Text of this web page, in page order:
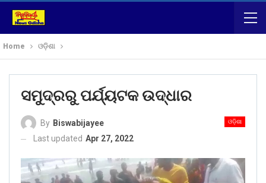
Home ଓଡ଼ିଶା
ସମୁଦ୍ରରୁ ପର୍ଯ୍ୟଟକ ଉଦ୍ଧାର
ଓଡ଼ିଶା
By Biswabijayee
Last updated Apr 27, 2022